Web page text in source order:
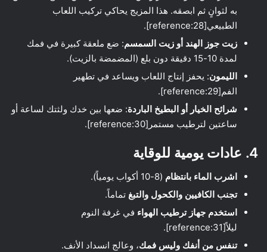
به لثوانٍ ثم ابصقه. هذا المزيج يحاكي تركيب اللعاب
الطبيعي[reference:28].
زيت جوز الهند أو زيت السمسم: ضع ملعقة كبيرة في فمك
لمدة 10-15 دقيقة دون بلع (المضمضة بالزيت).
الليمون: يحفز إنتاج اللعاب ويساعد في تطهير
الفم[reference:29].
شرائح الخيار أو البطيخ الباردة: ضعها بين خدك ولثتك لساعة أو
ساعتين لترطيب مستمر[reference:30].
4. عادات يومية للوقاية
اشرب الماء بانتظام (8-10 أكواب يومياً).
تجنب الكافيين والكحول والتبغ تماماً.
استخدم جهاز ترطيب الهواء في غرفة النوم
ليلاً[reference:31].
تنفس من أنفك وليس فمك، وعالج انسداد الأنف.